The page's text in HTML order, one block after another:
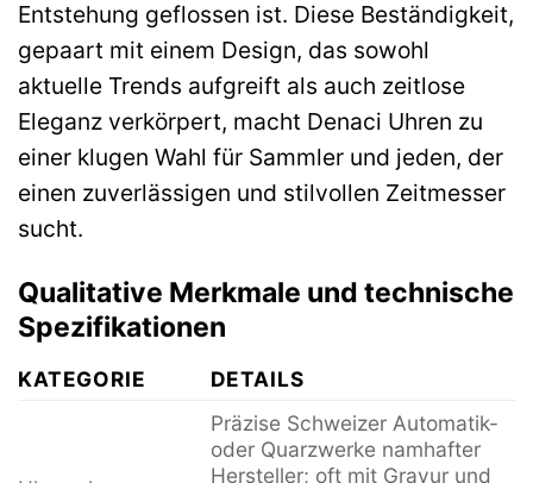
Entstehung geflossen ist. Diese Beständigkeit,
gepaart mit einem Design, das sowohl
aktuelle Trends aufgreift als auch zeitlose
Eleganz verkörpert, macht Denaci Uhren zu
einer klugen Wahl für Sammler und jeden, der
einen zuverlässigen und stilvollen Zeitmesser
sucht.
Qualitative Merkmale und technische
Spezifikationen
KATEGORIE DETAILS
Präzise Schweizer Automatik-
oder Quarzwerke namhafter
Hersteller; oft mit Gravur und